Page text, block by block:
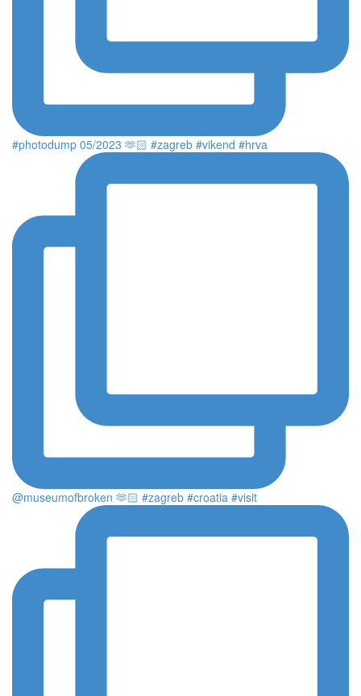
#photodump 05/2023 🫶🏻 #zagreb #vikend #hrva
@museumofbroken 🫶🏻 #zagreb #croatia #visit